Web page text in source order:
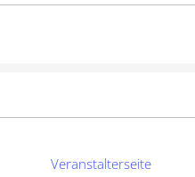
Veranstalterseite